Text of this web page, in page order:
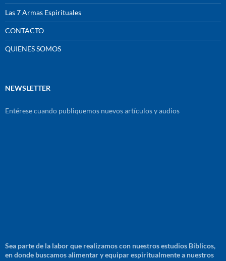
Las 7 Armas Espirituales
CONTACTO
QUIENES SOMOS
NEWSLETTER
Entérese cuando publiquemos nuevos artículos y audios
Sea parte de la labor que realizamos con nuestros estudios Bíblicos,
en donde buscamos alimentar y equipar espiritualmente a nuestros